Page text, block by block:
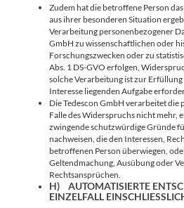
Zudem hat die betroffene Person
aus ihrer besonderen Situation
Verarbeitung personenbezogener
GmbH zu wissenschaftlichen oder
Forschungszwecken oder zu
Abs. 1 DS-GVO erfolgen,
solche Verarbeitung ist zur
Interesse liegenden Aufgabe
Die Tedescon GmbH verarbeitet die
Falle des Widerspruchs nicht mehr,
zwingende schutzwürdige Gründe
nachweisen, die den Interessen,
betroffenen Person überwiegen,
Geltendmachung, Ausübung oder
Rechtsansprüchen.
H) AUTOMATISIERTE
EINZELFALL